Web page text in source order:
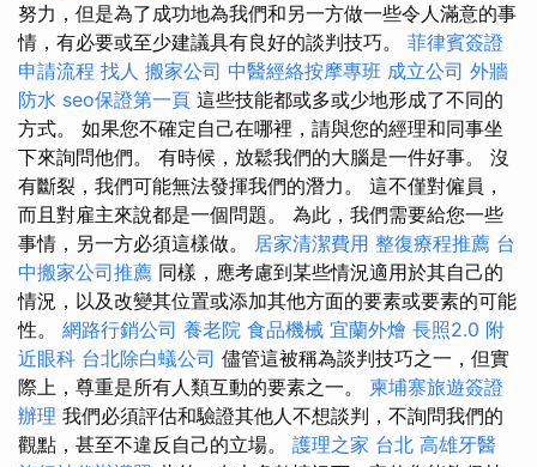
努力，但是為了成功地為我們和另一方做一些令人滿意的事
情，有必要或至少建議具有良好的談判技巧。 菲律賓簽證
申請流程 找人 搬家公司 中醫經絡按摩專班 成立公司 外牆
防水 seo保證第一頁 這些技能都或多或少地形成了不同的
方式。 如果您不確定自己在哪裡，請與您的經理和同事坐
下來詢問他們。 有時候，放鬆我們的大腦是一件好事。 沒
有斷裂，我們可能無法發揮我們的潛力。 這不僅對僱員，
而且對雇主來說都是一個問題。 為此，我們需要給您一些
事情，另一方必須這樣做。 居家清潔費用 整復療程推薦 台
中搬家公司推薦 同樣，應考慮到某些情況適用於其自己的
情況，以及改變其位置或添加其他方面的要素或要素的可能
性。 網路行銷公司 養老院 食品機械 宜蘭外燴 長照2.0 附
近眼科 台北除白蟻公司 儘管這被稱為談判技巧之一，但實
際上，尊重是所有人類互動的要素之一。 柬埔寨旅遊簽證
辦理 我們必須評估和驗證其他人不想談判，不詢問我們的
觀點，甚至不違反自己的立場。 護理之家 台北 高雄牙醫